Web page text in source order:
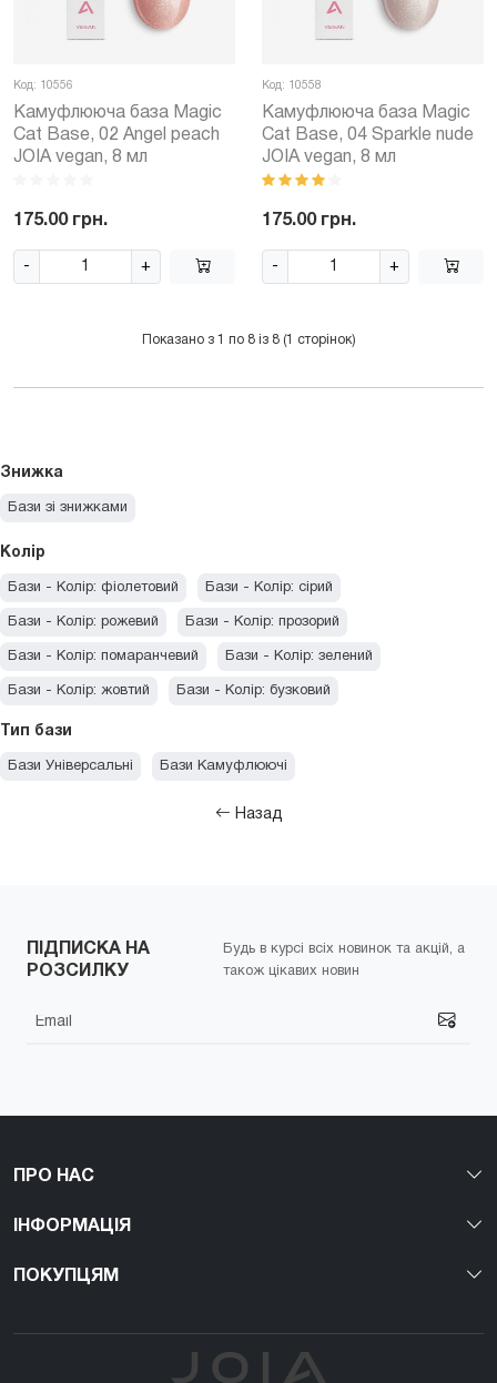
Код: 10556
Камуфлююча база Magic
Cat Base, 02 Angel peach
JOIA vegan, 8 мл
175.00 грн.
- +
Код: 10558
Камуфлююча база Magic
Cat Base, 04 Sparkle nude
JOIA vegan, 8 мл
175.00 грн.
- +
Показано з 1 по 8 із 8 (1 сторінок)
Знижка
Бази зі знижками
Колір
Бази - Колір: фіолетовий Бази - Колір: сірий
Бази - Колір: рожевий Бази - Колір: прозорий
Бази - Колір: помаранчевий Бази - Колір: зелений
Бази - Колір: жовтий Бази - Колір: бузковий
Бази - Колір: блакитний
Бази - Колір: бірюзовий Бази - Колір: білий
Тип бази
Бази Універсальні Бази Камуфлюючі
Назад
ПІДПИСКА НА
РОЗСИЛКУ
Будь в курсі всіх новинок та акцій, а
також цікавих новин
ПРО НАС
ІНФОРМАЦІЯ
ПОКУПЦЯМ